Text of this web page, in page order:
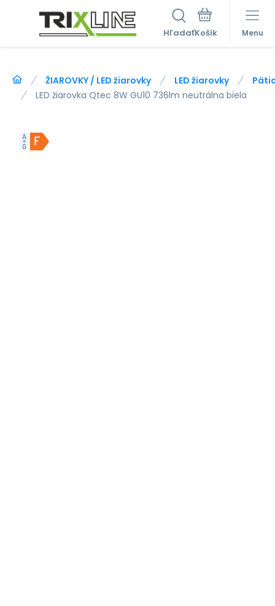
Hľadať Menu
ŽIAROVKY / LED žiarovky LED žiarovky
LED žiarovka Qtec 8W GU10 736lm neutrálna biela